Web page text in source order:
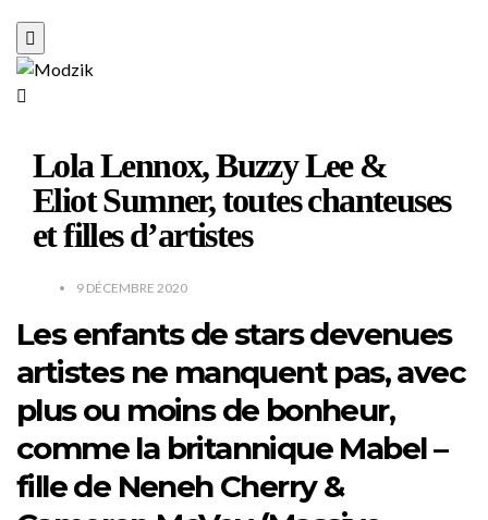
Lola Lennox, Buzzy Lee &
Eliot Sumner, toutes chanteuses
et filles d’artistes
9 DÉCEMBRE 2020
Les enfants de stars devenues
artistes ne manquent pas, avec
plus ou moins de bonheur,
comme la britannique Mabel –
fille de Neneh Cherry &